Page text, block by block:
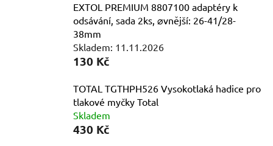
EXTOL PREMIUM 8807100 adaptéry k
odsávání, sada 2ks, ⌀vnější: 26-41/28-
38mm
Skladem: 11.11.2026
130 Kč
TOTAL TGTHPH526 Vysokotlaká hadice pro
tlakové myčky Total
Skladem
430 Kč